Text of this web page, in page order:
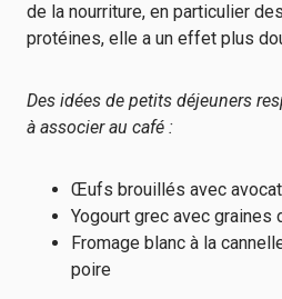
de la nourriture, en particulier
protéines, elle a un effet plus
Des idées de petits déjeuners
à associer au café :
Œufs brouillés avec
Yogourt grec avec graines
Fromage blanc à la
poire